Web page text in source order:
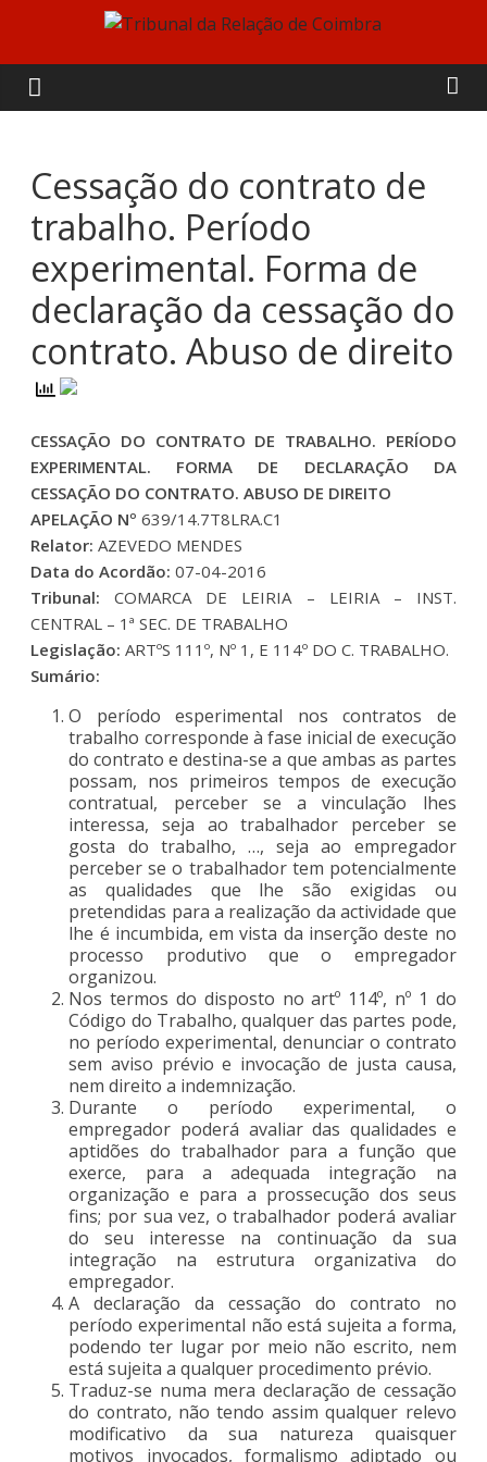
content
Tribunal
da
Relação
de
Coimbra
Cessação do contrato de
trabalho. Período
experimental. Forma de
declaração da cessação do
contrato. Abuso de direito
CESSAÇÃO DO CONTRATO DE TRABALHO. PERÍODO
EXPERIMENTAL. FORMA DE DECLARAÇÃO DA
CESSAÇÃO DO CONTRATO. ABUSO DE DIREITO
APELAÇÃO Nº 639/14.7T8LRA.C1
Relator: AZEVEDO MENDES
Data do Acordão: 07-04-2016
Tribunal: COMARCA DE LEIRIA – LEIRIA – INST.
CENTRAL – 1ª SEC. DE TRABALHO
Legislação: ARTºS 111º, Nº 1, E 114º DO C. TRABALHO.
Sumário:
O período esperimental nos contratos de
trabalho corresponde à fase inicial de execução
do contrato e destina-se a que ambas as partes
possam, nos primeiros tempos de execução
contratual, perceber se a vinculação lhes
interessa, seja ao trabalhador perceber se
gosta do trabalho, …, seja ao empregador
perceber se o trabalhador tem potencialmente
as qualidades que lhe são exigidas ou
pretendidas para a realização da actividade que
lhe é incumbida, em vista da inserção deste no
processo produtivo que o empregador
organizou.
Nos termos do disposto no artº 114º, nº 1 do
Código do Trabalho, qualquer das partes pode,
no período experimental, denunciar o contrato
sem aviso prévio e invocação de justa causa,
nem direito a indemnização.
Durante o período experimental, o
empregador poderá avaliar das qualidades e
aptidões do trabalhador para a função que
exerce, para a adequada integração na
organização e para a prossecução dos seus
fins; por sua vez, o trabalhador poderá avaliar
do seu interesse na continuação da sua
integração na estrutura organizativa do
empregador.
A declaração da cessação do contrato no
período experimental não está sujeita a forma,
podendo ter lugar por meio não escrito, nem
está sujeita a qualquer procedimento prévio.
Traduz-se numa mera declaração de cessação
do contrato, não tendo assim qualquer relevo
modificativo da sua natureza quaisquer
motivos invocados, formalismo adiptado ou